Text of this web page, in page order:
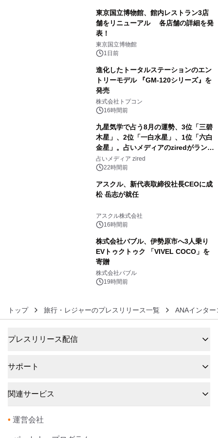
東京国立博物館、館内レストラン3店
舗をリニューアル 各店舗の詳細を発
表！
東京国立博物館
1日前
進化したトータルステーションのエン
トリーモデル 『GM-120シリーズ』を
発売
株式会社トプコン
16時間前
九星気学で占う8月の運勢、3位「三碧
木星」、2位「一白水星」、1位「六白
金星」。占いメディアのziredがランキ
ングを発表
占いメディア zired
22時間前
アスクル、新代表取締役社長CEOに成
松 岳志が就任
アスクル株式会社
16時間前
株式会社バブル、伊勢原市へ3人乗り
EVトゥクトゥク 「VIVEL COCO」を
寄贈
株式会社バブル
19時間前
トップ 旅行・レジャーのプレスリリース一覧 ANAインタ
プレスリリース配信
サポート
関連サービス
• 運営会社